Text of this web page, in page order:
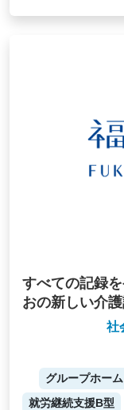
すべての記録
おの新しい介
社
グループホーム
就労継続支援B型